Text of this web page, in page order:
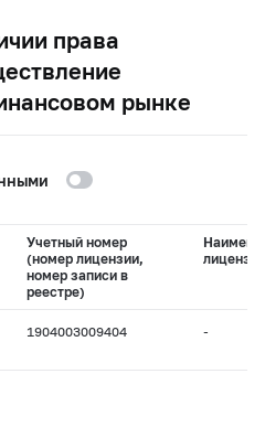
права
рынке
Учетный номер
(номер лицензии,
номер записи в
реестре)
лицензии
1904003009404 -